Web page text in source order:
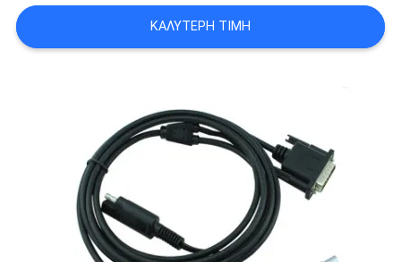
SITEMAP
ΚΑΛΎΤΕΡΗ ΤΙΜΉ